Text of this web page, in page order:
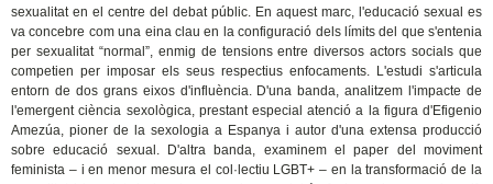
sexualitat en el centre del debat públic. En aquest marc, l'educació sexual es
va concebre com una eina clau en la configuració dels límits del que s'entenia
per sexualitat “normal”, enmig de tensions entre diversos actors socials que
competien per imposar els seus respectius enfocaments. L'estudi s'articula
entorn de dos grans eixos d'influència. D'una banda, analitzem l'impacte de
l'emergent ciència sexològica, prestant especial atenció a la figura d'Efigenio
Amezúa, pioner de la sexologia a Espanya i autor d'una extensa producció
sobre educació sexual. D'altra banda, examinem el paper del moviment
feminista – i en menor mesura el col·lectiu LGBT+ – en la transformació de la